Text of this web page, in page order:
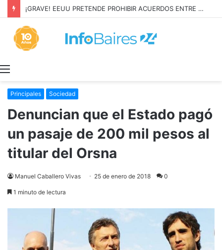
¡GRAVE! EEUU PRETENDE PROHIBIR ACUERDOS ENTRE CHINA Y UNA COOPERATIVA EN NEUQUÉN
Principales Sociedad
Denuncian que el Estado pagó
un pasaje de 200 mil pesos al
titular del Orsna
Manuel Caballero Vivas 25 de enero de 2018 0
1 minuto de lectura